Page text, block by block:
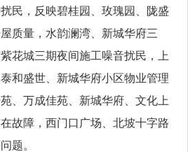
民，反映碧桂园、玫瑰园、陇盛
质量，水韵澜湾、新城华府三
花城三期夜间施工噪音扰民，上
和盛世、新城华府小区物业管理
、万成佳苑、新城华府、文化上
故障，西门口广场、北坡十字路
题。